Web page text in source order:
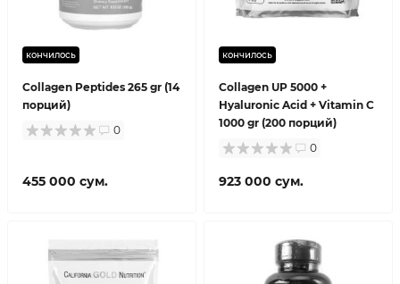
кончилось
Collagen Peptides 265 gr (14
порций)
0
455 000 сум.
кончилось
Collagen UP 5000 +
Hyaluronic Acid + Vitamin C
1000 gr (200 порций)
0
923 000 сум.